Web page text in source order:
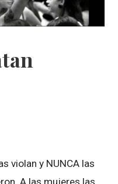
violan y NUNCA las
A las mujeres las